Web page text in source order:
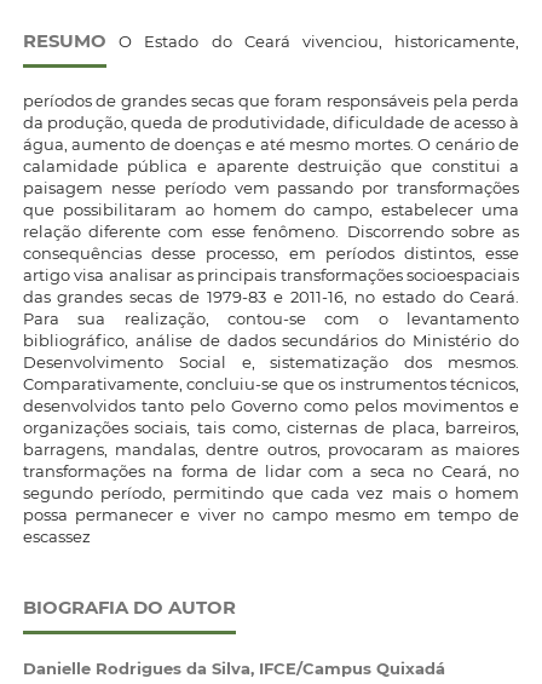
RESUMO O Estado do Ceará vivenciou, historicamente,
períodos de grandes secas que foram responsáveis pela perda
da produção, queda de produtividade, dificuldade de acesso à
água, aumento de doenças e até mesmo mortes. O cenário de
calamidade pública e aparente destruição que constitui a
paisagem nesse período vem passando por transformações
que possibilitaram ao homem do campo, estabelecer uma
relação diferente com esse fenômeno. Discorrendo sobre as
consequências desse processo, em períodos distintos, esse
artigo visa analisar as principais transformações socioespaciais
das grandes secas de 1979-83 e 2011-16, no estado do Ceará.
Para sua realização, contou-se com o levantamento
bibliográfico, análise de dados secundários do Ministério do
Desenvolvimento Social e, sistematização dos mesmos.
Comparativamente, concluiu-se que os instrumentos técnicos,
desenvolvidos tanto pelo Governo como pelos movimentos e
organizações sociais, tais como, cisternas de placa, barreiros,
barragens, mandalas, dentre outros, provocaram as maiores
transformações na forma de lidar com a seca no Ceará, no
segundo período, permitindo que cada vez mais o homem
possa permanecer e viver no campo mesmo em tempo de
escassez
BIOGRAFIA DO AUTOR
Danielle Rodrigues da Silva, IFCE/Campus Quixadá